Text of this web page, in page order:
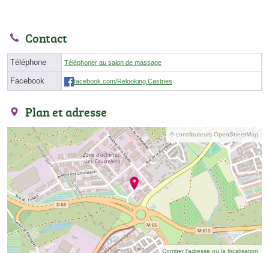
Contact
Téléphone Téléphoner au salon de massage
Facebook facebook.com/Relooking.Castries
Plan et adresse
© contributeurs OpenStreetMap
Corriger l’adresse ou la localisation